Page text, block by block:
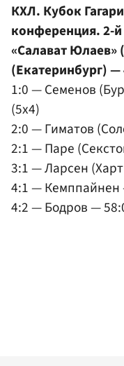
КХЛ. Кубок
конференция. 2-
«Салават
(Екатеринбург)
1:0 — Семенов
(5x4)
2:0 — Гиматов
2:1 — Паре
3:1 — Ларсен
4:1 — Кемппайнен
4:2 — Бодров —